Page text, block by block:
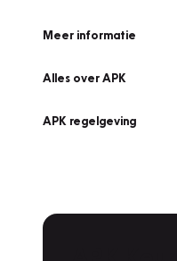
Meer informatie
Alles over APK
APK regelgeving